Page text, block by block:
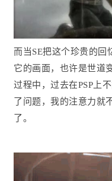
而当SE把这个珍贵的回
它的画面，也许是世道
过程中，过去在PSP上
了问题，我的注意力就
了。